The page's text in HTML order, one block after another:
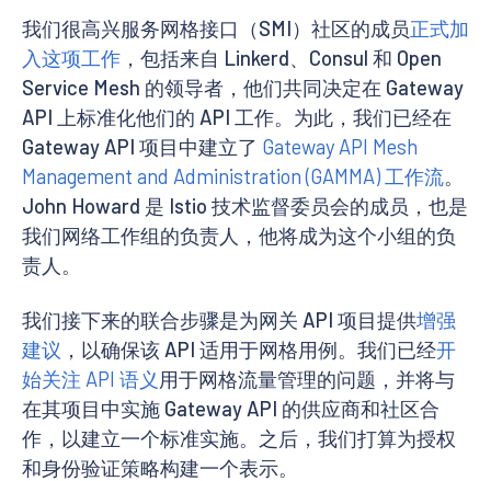
我们很高兴服务网格接口（SMI）社区的成员正式加
入这项工作 ，包括来自 Linkerd、Consul 和 Open
Service Mesh 的领导者，他们共同决定在 Gateway
API 上标准化他们的 API 工作。为此，我们已经在
Gateway API 项目中建立了 Gateway API Mesh
Management and Administration (GAMMA) 工作流。
John Howard 是 Istio 技术监督委员会的成员，也是
我们网络工作组的负责人，他将成为这个小组的负
责人。
我们接下来的联合步骤是为网关 API 项目提供增强
建议 ，以确保该 API 适用于网格用例。我们已经开
始关注 API 语义 用于网格流量管理的问题，并将与
在其项目中实施 Gateway API 的供应商和社区合
作，以建立一个标准实施。之后，我们打算为授权
和身份验证策略构建一个表示。